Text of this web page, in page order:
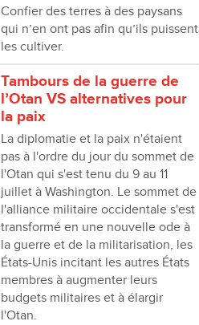
Confier des terres à des paysans
qui nʼen ont pas afin quʼils puissent
les cultiver.
Tambours de la guerre de
lʼOtan VS alternatives pour
la paix
La diplomatie et la paix n'étaient
pas à l'ordre du jour du sommet de
l'Otan qui s'est tenu du 9 au 11
juillet à Washington. Le sommet de
l'alliance militaire occidentale s'est
transformé en une nouvelle ode à
la guerre et de la militarisation, les
États-Unis incitant les autres États
membres à augmenter leurs
budgets militaires et à élargir
l'Otan.